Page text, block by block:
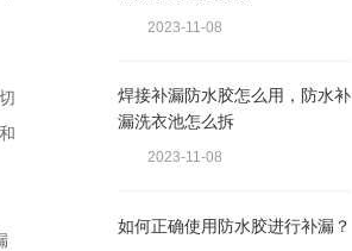
2023-11-08
焊接补漏防水胶怎么用，防水补
漏洗衣池怎么拆
2023-11-08
如何正确使用防水胶进行补漏？